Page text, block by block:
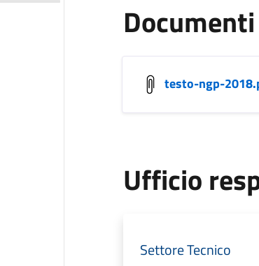
Documenti
testo-ngp-
Ufficio
Settore Tecnico